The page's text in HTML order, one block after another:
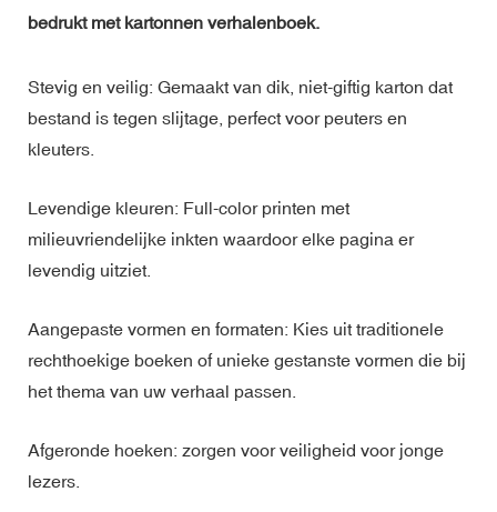
bedrukt met kartonnen verhalenboek.
Stevig en veilig: Gemaakt van dik, niet-giftig karton dat
bestand is tegen slijtage, perfect voor peuters en
kleuters.
Levendige kleuren: Full-color printen met
milieuvriendelijke inkten waardoor elke pagina er
levendig uitziet.
Aangepaste vormen en formaten: Kies uit traditionele
rechthoekige boeken of unieke gestanste vormen die bij
het thema van uw verhaal passen.
Afgeronde hoeken: zorgen voor veiligheid voor jonge
lezers.